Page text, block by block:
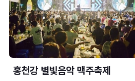
홍천강 별빛음악 맥주축제